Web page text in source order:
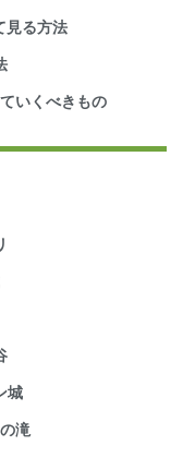
見る方法
いくべきもの
城
滝